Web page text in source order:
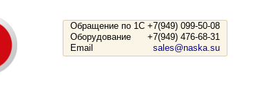
Обращение по 1С +7(949) 099-50-08
Оборудование
+7(949) 476-68-31
Email
sales@naska.su